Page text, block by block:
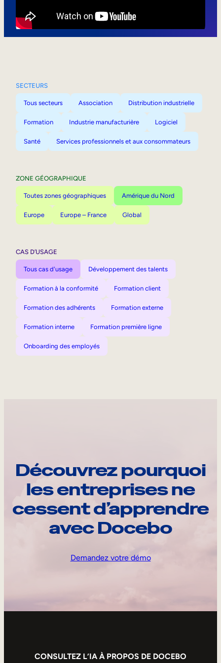
SECTEURS
Tous secteurs Association Distribution industrielle
Formation Industrie manufacturière Logiciel
Santé Services professionnels et aux consommateurs
ZONE GÉOGRAPHIQUE
Toutes zones géographiques Amérique du Nord
Europe Europe – France Global
CAS D’USAGE
Tous cas d'usage Développement des talents
Formation à la conformité Formation client
Formation des adhérents Formation externe
Formation interne Formation première ligne
Onboarding des employés
Découvrez pourquoi
les entreprises ne
cessent d’apprendre
avec Docebo
Demandez votre démo
CONSULTEZ L’IA À PROPOS DE DOCEBO